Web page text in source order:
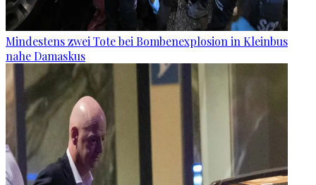
Mindestens zwei Tote bei Bombenexplosion in Kleinbus
nahe Damaskus